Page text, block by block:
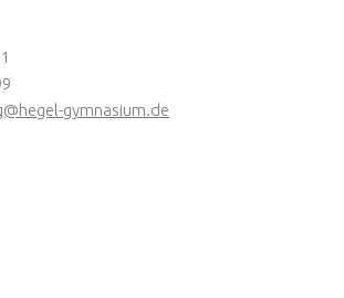
gymnasium.de